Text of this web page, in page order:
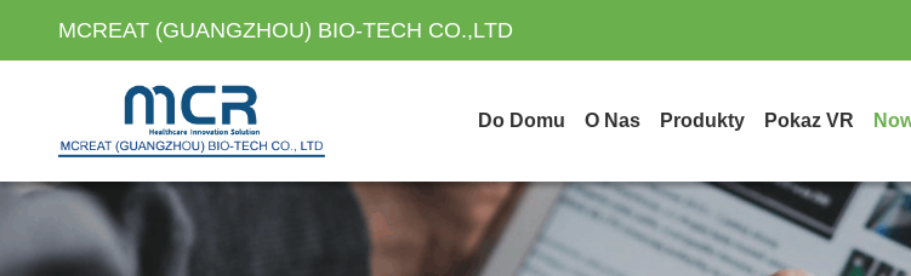
MCREAT (GUANGZHOU) BIO-TECH CO.,LTD
Do Domu O Nas Produkty Pokaz VR